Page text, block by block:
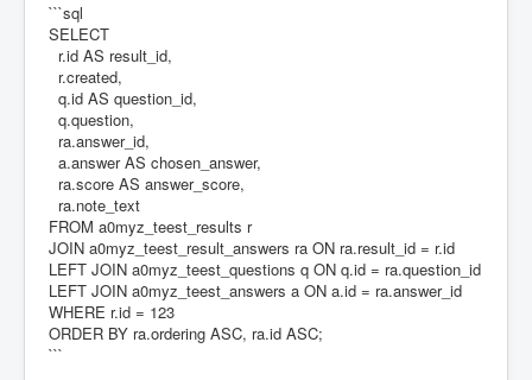
```sql
SELECT
r.id AS result_id,
r.created,
q.id AS question_id,
q.question,
ra.answer_id,
a.answer AS chosen_answer,
ra.score AS answer_score,
ra.note_text
FROM a0myz_teest_results r
JOIN a0myz_teest_result_answers ra ON ra.result_id = r.id
LEFT JOIN a0myz_teest_questions q ON q.id = ra.question_id
LEFT JOIN a0myz_teest_answers a ON a.id = ra.answer_id
WHERE r.id = 123
ORDER BY ra.ordering ASC, ra.id ASC;
```